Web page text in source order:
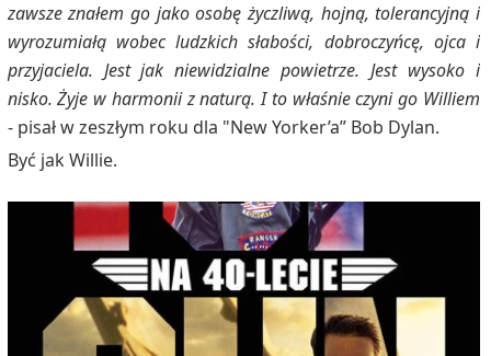
zawsze znałem go jako osobę życzliwą, hojną, tolerancyjną i
wyrozumiałą wobec ludzkich słabości, dobroczyńcę, ojca i
przyjaciela. Jest jak niewidzialne powietrze. Jest wysoko i
nisko. Żyje w harmonii z naturą. I to właśnie czyni go Williem
- pisał w zeszłym roku dla "New Yorker’a” Bob Dylan.
Być jak Willie.